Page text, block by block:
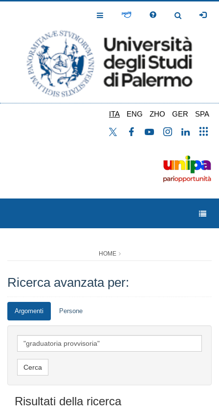
Toggle
Toggle
ITA ENG ZHO GER SPA
HOME
Ricerca avanzata per:
Argomenti Persone
Risultati della ricerca